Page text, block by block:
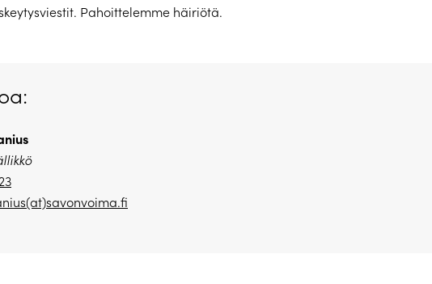
Pahoittelemme häiriötä.